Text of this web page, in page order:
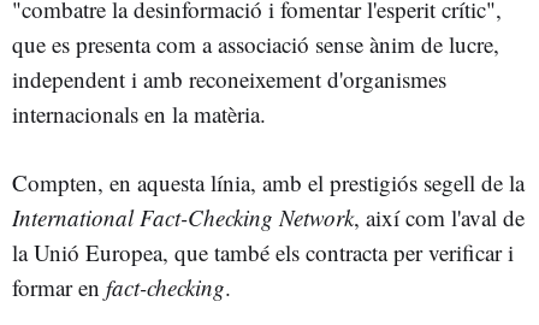
"combatre la desinformació i fomentar l'esperit crític",
que es presenta com a associació sense ànim de lucre,
independent i amb reconeixement d'organismes
internacionals en la matèria.
Compten, en aquesta línia, amb el prestigiós segell de la
International Fact-Checking Network, així com l'aval de
la Unió Europea, que també els contracta per verificar i
formar en fact-checking.